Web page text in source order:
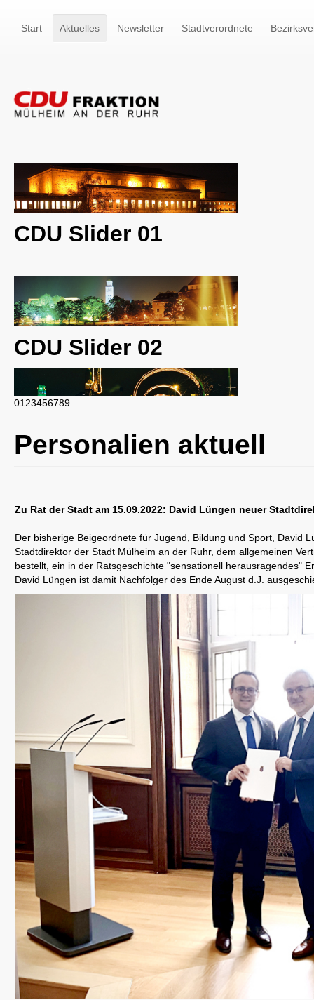
Start Aktuelles Newsletter Stadtverordnete
CDU Slider 01
CDU Slider 02
CDU Slider 03
CDU Slider 04
CDU Slider 05
CDU Slider 06
CDU Slider 07
CDU Slider 08
01 23456789
Personalien aktuell
Zu Rat der Stadt am 15.09.2022: David Lüngen neuer
Der bisherige Beigeordnete für Jugend, Bildung und Sport, David
Stadtdirektor der Stadt Mülheim an der Ruhr, dem allgemeinen
bestellt, ein in der Ratsgeschichte "sensationell herausragendes"
David Lüngen ist damit Nachfolger des Ende August d.J.